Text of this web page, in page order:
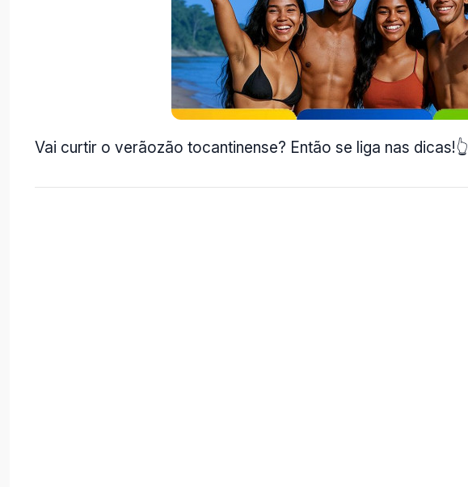
Vai curtir o verãozão tocantinense? Então se liga nas dicas!👆